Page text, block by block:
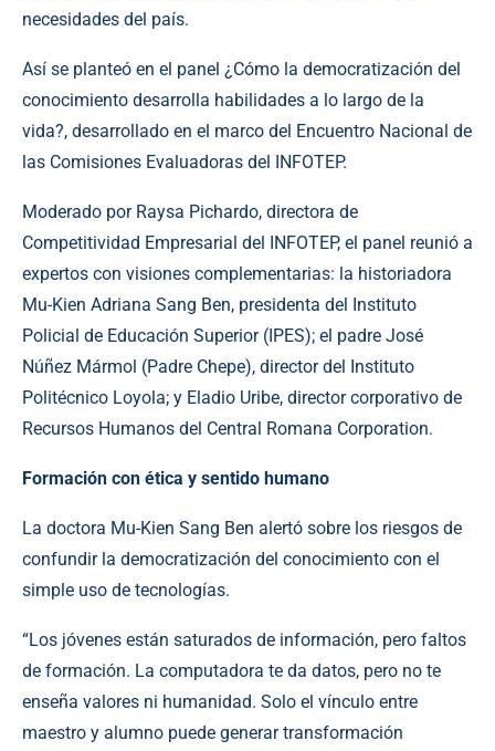
necesidades del país.
Así se planteó en el panel ¿Cómo la democratización del
conocimiento desarrolla habilidades a lo largo de la
vida?, desarrollado en el marco del Encuentro Nacional de
las Comisiones Evaluadoras del INFOTEP.
Moderado por Raysa Pichardo, directora de
Competitividad Empresarial del INFOTEP, el panel reunió a
expertos con visiones complementarias: la historiadora
Mu-Kien Adriana Sang Ben, presidenta del Instituto
Policial de Educación Superior (IPES); el padre José
Núñez Mármol (Padre Chepe), director del Instituto
Politécnico Loyola; y Eladio Uribe, director corporativo de
Recursos Humanos del Central Romana Corporation.
Formación con ética y sentido humano
La doctora Mu-Kien Sang Ben alertó sobre los riesgos de
confundir la democratización del conocimiento con el
simple uso de tecnologías.
“Los jóvenes están saturados de información, pero faltos
de formación. La computadora te da datos, pero no te
enseña valores ni humanidad. Solo el vínculo entre
maestro y alumno puede generar transformación